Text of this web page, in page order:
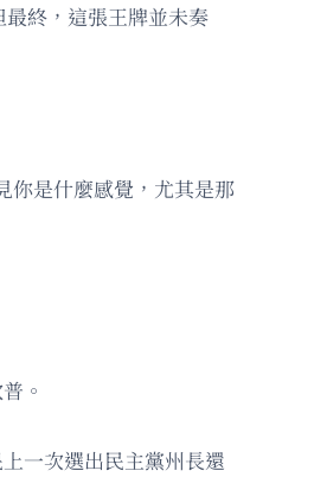
終，這張王牌並未奏
你是什麼感覺，尤其是那
。
一次選出民主黨州長還